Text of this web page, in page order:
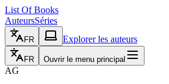
List Of Books
AuteursSéries
FR Explorer les auteurs
FR Ouvrir le menu principal
AG